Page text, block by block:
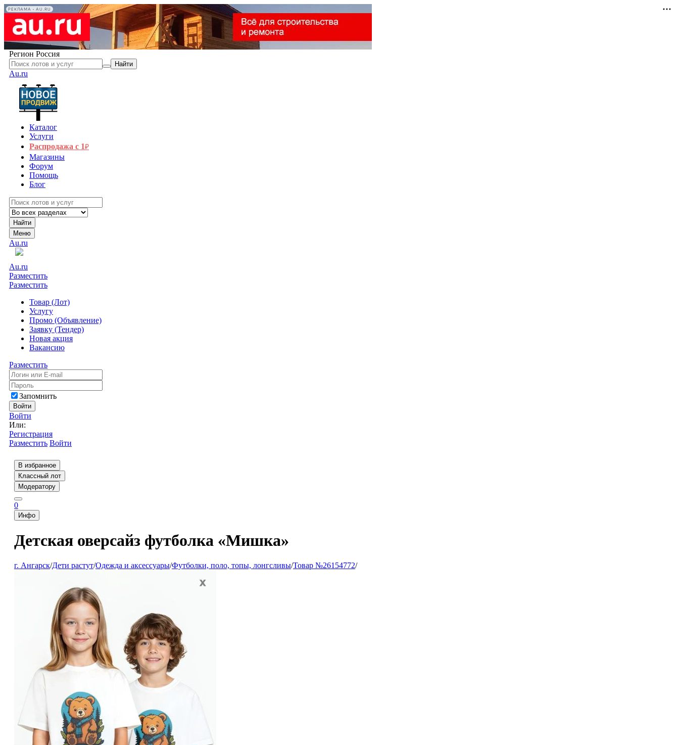
РЕКЛАМА • AU.RU
Регион Россия
Найти
Au.ru
Каталог
Услуги
Распродажа с 1₽
Магазины
Форум
Помощь
Блог
Найти
Меню
Au.ru
Au.ru
Разместить
Разместить
Товар (Лот)
Услугу
Промо (Объявление)
Заявку (Тендер)
Новая акция
Вакансию
Разместить
Запомнить
Войти
Войти
Или:
Регистрация
Разместить Войти
В избранное
Классный лот
Модератору
0
Инфо
Детская оверсайз футболка «Мишка»
г. Ангарск/Дети растут/Одежда и аксессуары/Футболки, поло, топы, лонгсливы/Товар №26154772/